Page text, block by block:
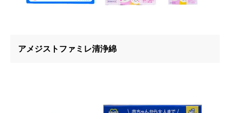
アメジストファミレ清浄綿